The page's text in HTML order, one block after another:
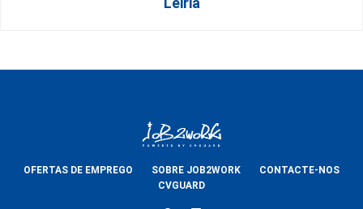
OFERTAS DE EMPREGO SOBRE JOB2WORK
CONTACTE-NOS
CVGUARD